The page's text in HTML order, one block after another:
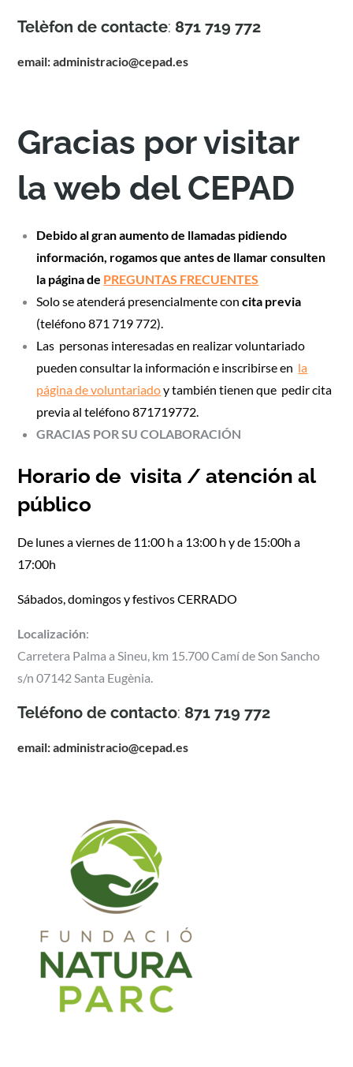
Telèfon de contacte: 871 719 772
email: administracio@cepad.es
Gracias por visitar
la web del CEPAD
Debido al gran aumento de llamadas pidiendo
información, rogamos que antes de llamar consulten
la página de PREGUNTAS FRECUENTES
Solo se atenderá presencialmente concita previa
(teléfono 871 719 772).
Las personas interesadas en realizar voluntariado
pueden consultar la información e inscribirse en la
página de voluntariadoy también tienen que pedir cita
previa al teléfono 871719772.
GRACIAS POR SU COLABORACIÓN
Horario de visita / atención al
público
De lunes a viernes de 11:00 h a 13:00 h y de 15:00h a
17:00h
Sábados, domingos y festivos CERRADO
Localización:
Carretera Palma a Sineu, km 15.700 Camí de Son Sancho
s/n 07142 Santa Eugènia.
Teléfono de contacto: 871 719 772
email: administracio@cepad.es